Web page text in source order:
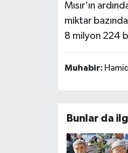
Mısır'ın
miktar
8 milyon 224
Muhabir:
Bunlar da